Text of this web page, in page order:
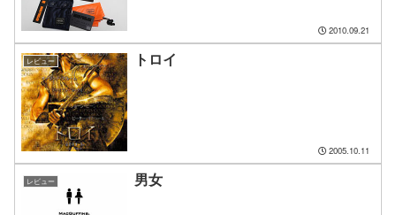
2010.09.21
レビュー トロイ
2005.10.11
レビュー 男女